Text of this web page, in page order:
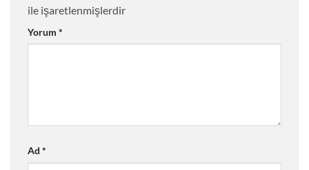
ile işaretlenmişlerdir
Yorum *
Ad *